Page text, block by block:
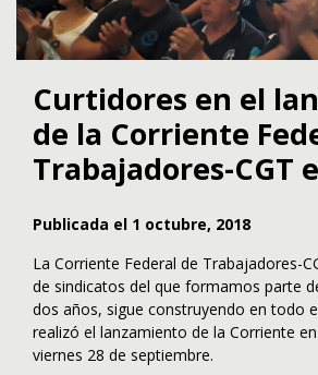
Curtidores en el
de la Corriente
Trabajadores-CGT
Publicada el 1 octubre, 2018
La Corriente Federal de Trabajadores-
de sindicatos del que formamos parte
dos años, sigue construyendo en todo
realizó el lanzamiento de la Corriente
viernes 28 de septiembre.